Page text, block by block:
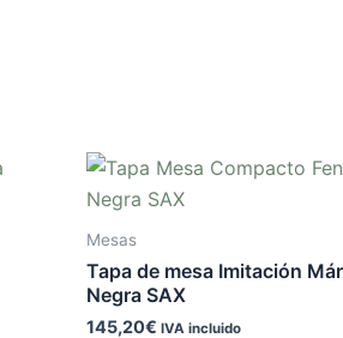
Mesas
Tapa de mesa Imitación
Negra SAX
145,20€ IVA incluido